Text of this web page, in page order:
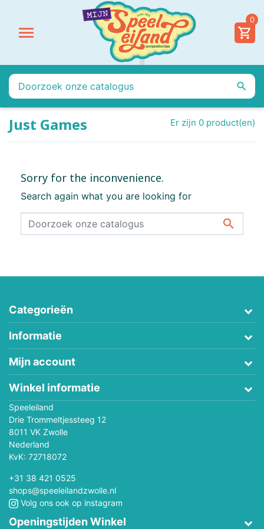

0

Just Games Er zijn 0 product(en)
Sorry for the inconvenience.
Search again what you are looking for

Categorieën
Informatie
Mijn account
Winkel informatie
Speeleiland
Drie Trommeltjessteeg 12
8011 VK Zwolle
Nederland
KvK: 72718072
+31 38 421 0525
shops@speeleilandzwolle.nl
Volg ons ook op instagram
Openingstijden Winkel